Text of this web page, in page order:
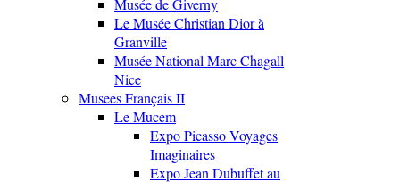
Musée de Giverny
Le Musée Christian Dior à
Granville
Musée National Marc Chagall
Nice
Musees Français II
Le Mucem
Expo Picasso Voyages
Imaginaires
Expo Jean Dubuffet au